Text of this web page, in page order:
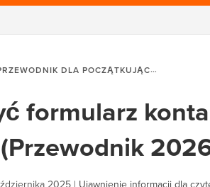
DLA POCZĄTKUJĄCYCH
formularz